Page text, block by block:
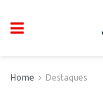
Home Destaques